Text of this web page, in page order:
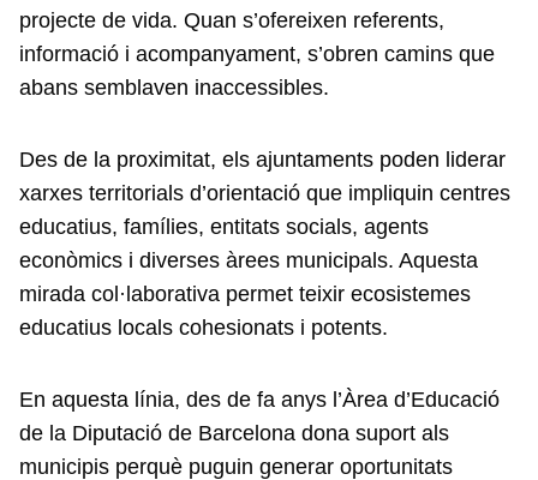
projecte de vida. Quan s’ofereixen referents,
informació i acompanyament, s’obren camins que
abans semblaven inaccessibles.
Des de la proximitat, els ajuntaments poden liderar
xarxes territorials d’orientació que impliquin centres
educatius, famílies, entitats socials, agents
econòmics i diverses àrees municipals. Aquesta
mirada col·laborativa permet teixir ecosistemes
educatius locals cohesionats i potents.
En aquesta línia, des de fa anys l’Àrea d’Educació
de la Diputació de Barcelona dona suport als
municipis perquè puguin generar oportunitats